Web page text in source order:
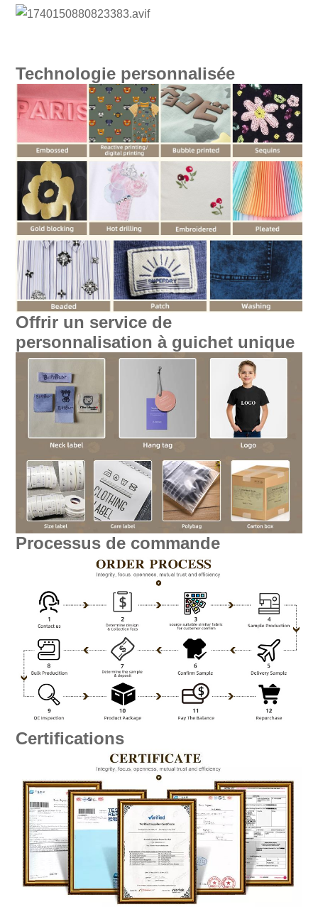
Technologie personnalisée
Offrir un service de
personnalisation à guichet unique
Processus de commande
Certifications